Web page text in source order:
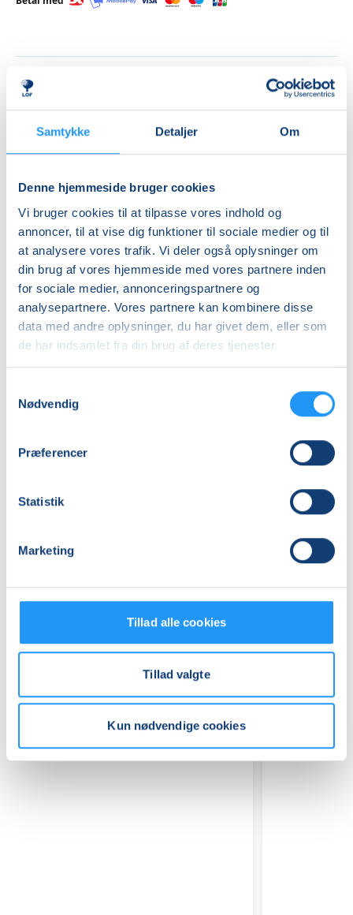
Samtykke Detaljer Om
Denne hjemmeside bruger cookies
Vi bruger cookies til at tilpasse vores indhold og
annoncer, til at vise dig funktioner til sociale medier og til
at analysere vores trafik. Vi deler også oplysninger om
din brug af vores hjemmeside med vores partnere inden
for sociale medier, annonceringspartnere og
analysepartnere. Vores partnere kan kombinere disse
data med andre oplysninger, du har givet dem, eller som
de har indsamlet fra din brug af deres tjenester.
Nødvendig
Præferencer
Statistik
Marketing
Tillad alle cookies
Tillad valgte
Kun nødvendige cookies
Priser
Almen
DKK 1.100,00
Nummer
462801
Første mødegang
tirsdag 08.09.2026, kl. 09.30 - 12.30
Sidste mødegang
tirsdag 10.11.2026, kl. 09.30 - 12.30
Adresse
(Cafeen)
Mødegange
Relaterede hold